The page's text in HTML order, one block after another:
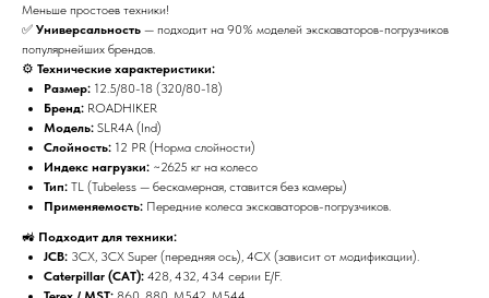
Меньше простоев техники!
✅ Универсальность — подходит на 90% моделей экскаваторов-погрузчиков
популярнейших брендов.
⚙️ Технические характеристики:
Размер: 12.5/80-18 (320/80-18)
Бренд: ROADHIKER
Модель: SLR4A (Ind)
Слойность: 12 PR (Норма слойности)
Индекс нагрузки: ~2625 кг на колесо
Тип: TL (Tubeless — бескамерная, ставится без камеры)
Применяемость: Передние колеса экскаваторов-погрузчиков.
🚜 Подходит для техники:
JCB: 3CX, 3CX Super (передняя ось), 4CX (зависит от модификации).
Caterpillar (CAT): 428, 432, 434 серии E/F.